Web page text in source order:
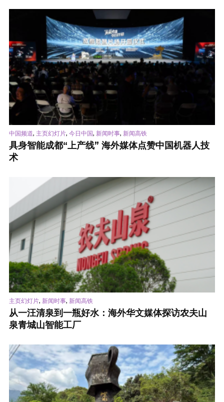
中国频道, 主页幻灯片, 今日中国, 新闻时事, 新闻高铁
具身智能成都“上产线” 海外媒体点赞中国机器人技
术
主页幻灯片, 新闻时事, 新闻高铁
从一汪清泉到一瓶好水：海外华文媒体探访农夫山
泉青城山智能工厂